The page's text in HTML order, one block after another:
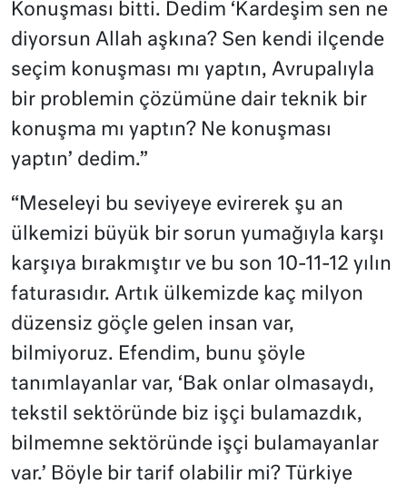
Konuşması bitti. Dedim ‘Kardeşim sen ne
diyorsun Allah aşkına? Sen kendi ilçende
seçim konuşması mı yaptın, Avrupalıyla
bir problemin çözümüne dair teknik bir
konuşma mı yaptın? Ne konuşması
yaptın’ dedim.”
“Meseleyi bu seviyeye evirerek şu an
ülkemizi büyük bir sorun yumağıyla karşı
karşıya bırakmıştır ve bu son 10-11-12 yılın
faturasıdır. Artık ülkemizde kaç milyon
düzensiz göçle gelen insan var,
bilmiyoruz. Efendim, bunu şöyle
tanımlayanlar var, ‘Bak onlar olmasaydı,
tekstil sektöründe biz işçi bulamazdık,
bilmemne sektöründe işçi bulamayanlar
var.’ Böyle bir tarif olabilir mi? Türkiye